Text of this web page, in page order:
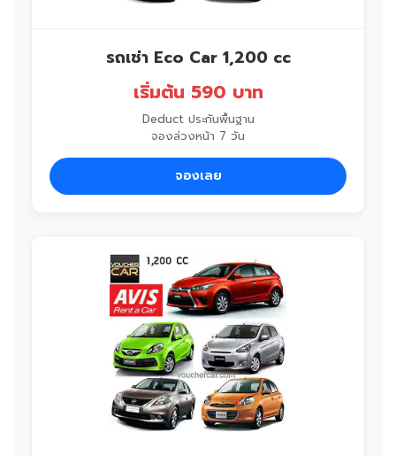
รถเช่า Eco Car 1,200 cc
เริ่มต้น 590 บาท
Deduct ประกันพื้นฐาน
จองล่วงหน้า 7 วัน
จองเลย